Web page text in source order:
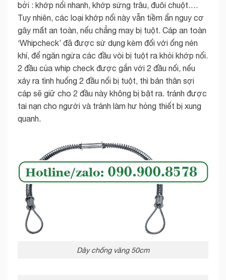
bởi : khớp nổi nhanh, khớp sừng trâu, đuôi chuột….
Tuy nhiên, các loại khớp nối này vẫn tiềm ẩn nguy cơ
gây mất an toàn, nếu chẳng may bị tuột. Cáp an toàn
‘Whipcheck’ đã được sử dụng kèm đối với ống nén
khí, để ngăn ngừa các đầu vòi bị tuột ra khỏi khớp nối.
2 đầu của whip check được gắn với 2 đầu nối, nếu
xảy ra tình huống 2 đầu nối bị tuột, thì bản thân sợi
cáp sẽ giữ cho 2 đầu này không bị bật ra. tránh được
tai nạn cho người và tránh làm hư hỏng thiết bị xung
quanh.
Dây chống văng 50cm